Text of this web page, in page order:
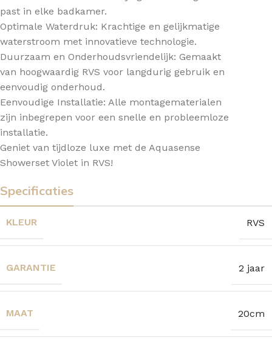
past in elke badkamer.
Optimale Waterdruk: Krachtige en gelijkmatige
waterstroom met innovatieve technologie.
Duurzaam en Onderhoudsvriendelijk: Gemaakt
van hoogwaardig RVS voor langdurig gebruik en
eenvoudig onderhoud.
Eenvoudige Installatie: Alle montagematerialen
zijn inbegrepen voor een snelle en probleemloze
installatie.
Geniet van tijdloze luxe met de Aquasense
Showerset Violet in RVS!
Specificaties
KLEUR RVS
GARANTIE 2 jaar
MAAT 20cm